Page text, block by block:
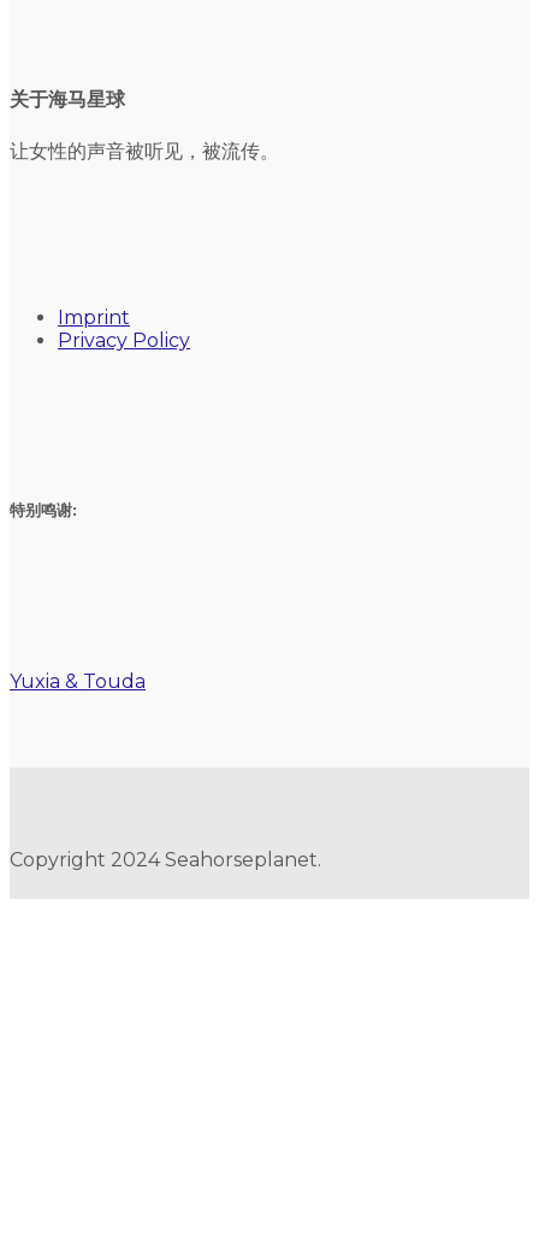
关于海马星球
让女性的声音被听见，被流传。
Imprint
Privacy Policy
特别鸣谢:
Yuxia & Touda
Copyright 2024 Seahorseplanet.